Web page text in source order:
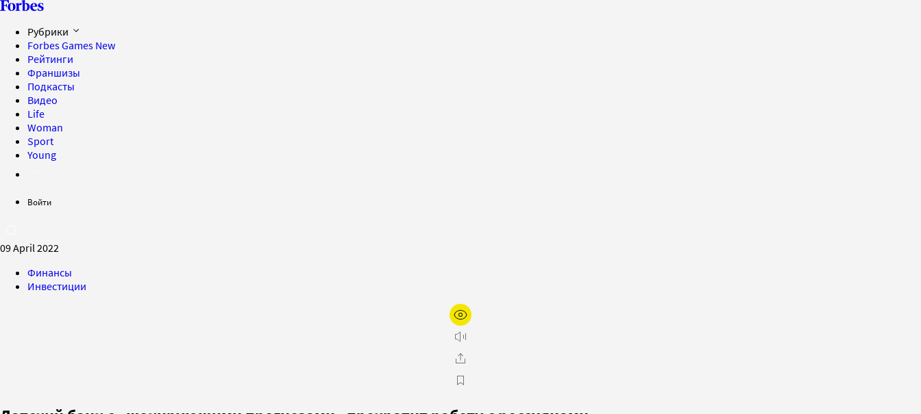
Рубрики
Forbes Games New
Рейтинги
Франшизы
Подкасты
Видео
Life
Woman
Sport
Young
Войти
09 April 2022
Финансы
Инвестиции